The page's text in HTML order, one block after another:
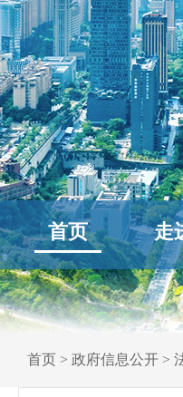
首页 走
首页 > 政府信息公开 >